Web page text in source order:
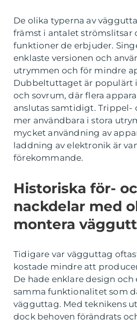
De olika typerna av
främst i antalet strömslitsar
funktioner de erbjuder.
enklaste versionen och
utrymmen och för mindre
Dubbeltuttaget är populärt
och sovrum, där flera
anslutas samtidigt. Trippel-
mer användbara i stora
mycket användning av
laddning av elektronik är
förekommande.
Historiska för-
nackdelar med
montera
Tidigare var vägguttag
kostade mindre att
De hade enklare design
samma funktionalitet som
vägguttag. Med teknikens
dock behoven förändrats